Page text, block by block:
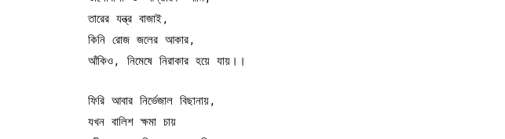
তারের যন্ত্র বাজাই,
কিনি রোজ জলের আকার,
আঁকিও, নিমেষে নিরাকার হয়ে যায়।।
ফিরি আবার নির্ভেজাল বিছানায়,
যখন বালিশ ক্ষমা চায়